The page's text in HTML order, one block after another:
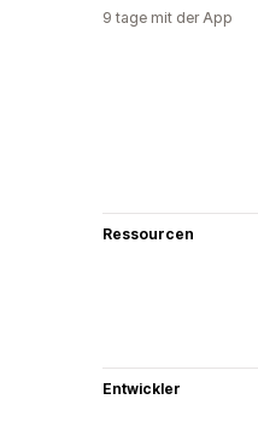
9 tage mit der App
Ressourcen
Entwickler